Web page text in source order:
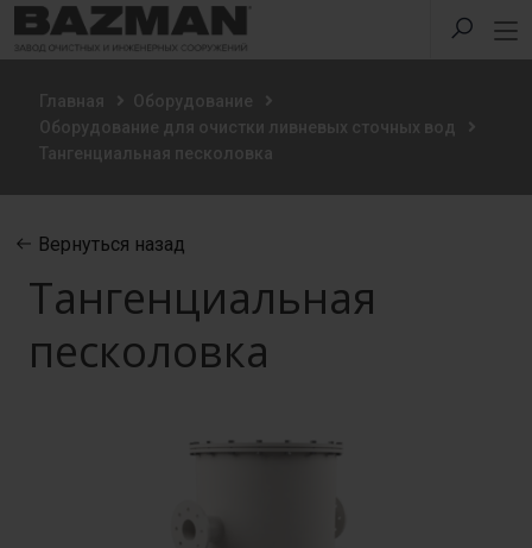
Главная
Оборудование
Оборудование для очистки ливневых сточных вод
Тангенциальная песколовка
Вернуться назад
Тангенциальная
песколовка